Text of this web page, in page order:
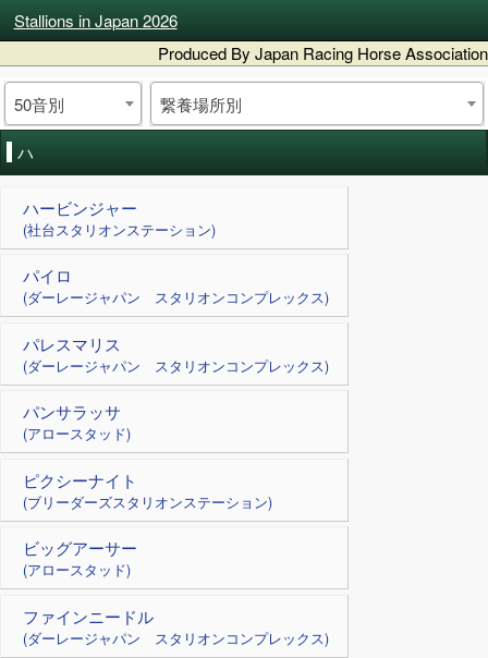
Stallions in Japan 2026
Produced By Japan Racing Horse Association
50音別 繋養場所別
ハ
ハービンジャー
(社台スタリオンステーション)
パイロ
(ダーレージャパン スタリオンコンプレックス)
パレスマリス
(ダーレージャパン スタリオンコンプレックス)
パンサラッサ
(アロースタッド)
ピクシーナイト
(ブリーダーズスタリオンステーション)
ビッグアーサー
(アロースタッド)
ファインニードル
(ダーレージャパン スタリオンコンプレックス)